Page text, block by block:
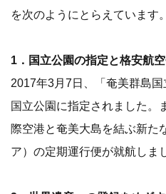
を次のようにとらえています。
1．国立公園の指定と格安航
2017年3月7日、「奄美群島
国立公園に指定されました。
際空港と奄美大島を結ぶ新た
ア）の定期運行便が就航しま